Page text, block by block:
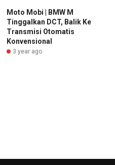
Moto Mobi | BMW M
Tinggalkan DCT, Balik Ke
Transmisi Otomatis
Konvensional
3 year ago